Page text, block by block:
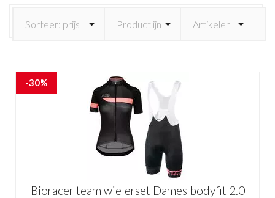
-30%
Bioracer team wielerset Dames bodyfit 2.0